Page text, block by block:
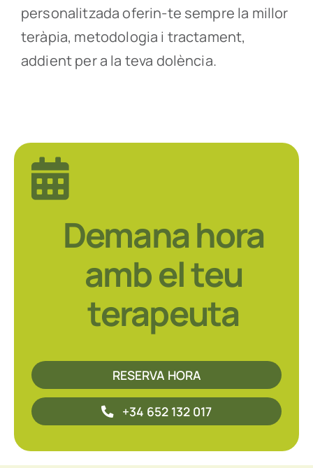
personalitzada oferin-te sempre la millor
teràpia, metodologia i tractament,
addient per a la teva dolència.
Demana hora
amb el teu
terapeuta
RESERVA HORA
+34 652 132 017